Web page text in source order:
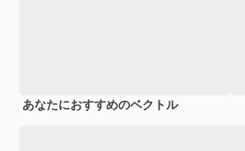
あなたにおすすめのベクトル